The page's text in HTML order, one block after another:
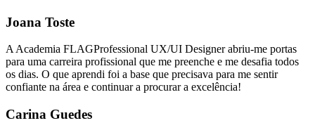
Joana Toste
A Academia FLAGProfessional UX/UI Designer abriu-me portas
para uma carreira profissional que me preenche e me desafia todos
os dias. O que aprendi foi a base que precisava para me sentir
confiante na área e continuar a procurar a excelência!
Carina Guedes